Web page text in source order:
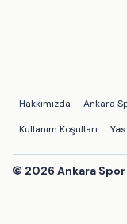
Hakkımızda Ankara
Kullanım Koşulları
© 2026 Ankara Spor